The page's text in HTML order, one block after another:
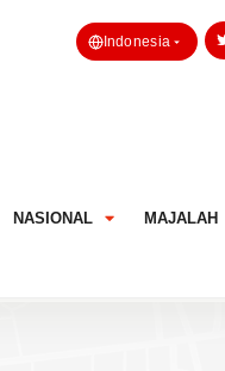
Indonesia
NASIONAL MAJALAH